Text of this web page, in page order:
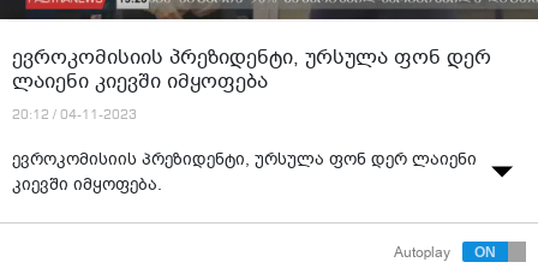
ევროკომისიის პრეზიდენტი, ურსულა ფონ დერ
ლაიენი კიევში იმყოფება
20:12 / 04-11-2023
ევროკომისიის პრეზიდენტი, ურსულა ფონ დერ ლაიენი
კიევში იმყოფება.
Autoplay